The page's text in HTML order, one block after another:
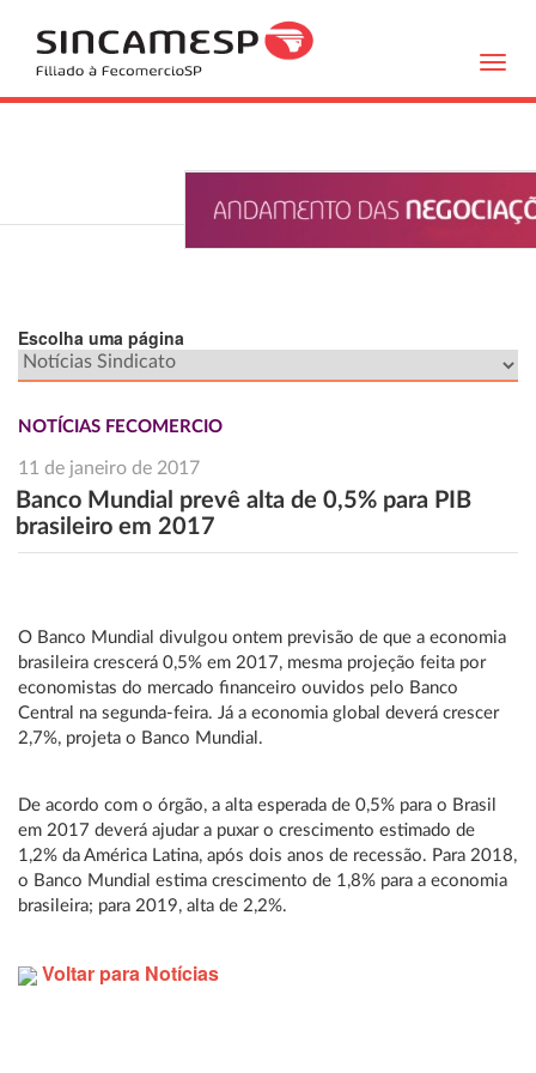
Escolha uma página
NOTÍCIAS FECOMERCIO
11 de janeiro de 2017
Banco Mundial prevê alta de 0,5% para PIB
brasileiro em 2017
O Banco Mundial divulgou ontem previsão de que a economia
brasileira crescerá 0,5% em 2017, mesma projeção feita por
economistas do mercado financeiro ouvidos pelo Banco
Central na segunda-feira. Já a economia global deverá crescer
2,7%, projeta o Banco Mundial.
De acordo com o órgão, a alta esperada de 0,5% para o Brasil
em 2017 deverá ajudar a puxar o crescimento estimado de
1,2% da América Latina, após dois anos de recessão. Para 2018,
o Banco Mundial estima crescimento de 1,8% para a economia
brasileira; para 2019, alta de 2,2%.
Voltar para Notícias